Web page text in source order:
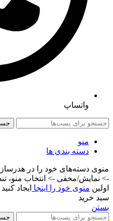
واتساپ
منو
دسته بندی ها
منوی دسته‌های خود را در
-> نمایش/مخفی -> انتخاب منو،
اولین منوی خود را اینجا ایجاد کنید
سبد خرید
بستن